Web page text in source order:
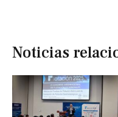
Noticias